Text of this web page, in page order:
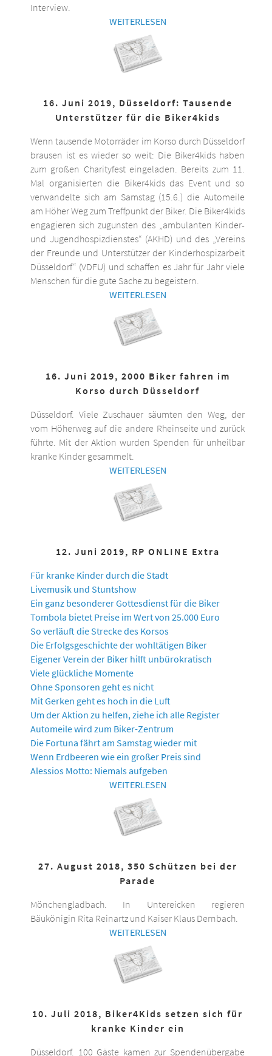
Interview.
WEITERLESEN
16. Juni 2019, Düsseldorf: Tausende
Unterstützer für die Biker4kids
Wenn tausende Motorräder im Korso durch Düsseldorf
brausen ist es wieder so weit: Die Biker4kids haben
zum großen Charityfest eingeladen. Bereits zum 11.
Mal organisierten die Biker4kids das Event und so
verwandelte sich am Samstag (15.6.) die Automeile
am Höher Weg zum Treffpunkt der Biker. Die Biker4kids
engagieren sich zugunsten des „ambulanten Kinder-
und Jugendhospizdienstes“ (AKHD) und des „Vereins
der Freunde und Unterstützer der Kinderhospizarbeit
Düsseldorf“ (VDFU) und schaffen es Jahr für Jahr viele
Menschen für die gute Sache zu begeistern.
WEITERLESEN
16. Juni 2019, 2000 Biker fahren im
Korso durch Düsseldorf
Düsseldorf. Viele Zuschauer säumten den Weg, der
vom Höherweg auf die andere Rheinseite und zurück
führte. Mit der Aktion wurden Spenden für unheilbar
kranke Kinder gesammelt.
WEITERLESEN
12. Juni 2019, RP ONLINE Extra
Für kranke Kinder durch die Stadt
Livemusik und Stuntshow
Ein ganz besonderer Gottesdienst für die Biker
Tombola bietet Preise im Wert von 25.000 Euro
So verläuft die Strecke des Korsos
Die Erfolgsgeschichte der wohltätigen Biker
Eigener Verein der Biker hilft unbürokratisch
Viele glückliche Momente
Ohne Sponsoren geht es nicht
Mit Gerken geht es hoch in die Luft
Um der Aktion zu helfen, ziehe ich alle Register
Automeile wird zum Biker-Zentrum
Die Fortuna fährt am Samstag wieder mit
Wenn Erdbeeren wie ein großer Preis sind
Alessios Motto: Niemals aufgeben
WEITERLESEN
27. August 2018, 350 Schützen bei der
Parade
Mönchengladbach. In Untereicken regieren
Bäukönigin Rita Reinartz und Kaiser Klaus Dernbach.
WEITERLESEN
10. Juli 2018, Biker4Kids setzen sich für
kranke Kinder ein
Düsseldorf. 100 Gäste kamen zur Spendenübergabe